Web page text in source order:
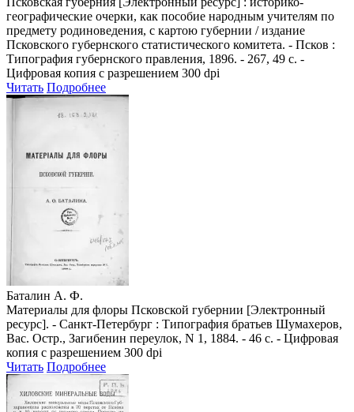
географические очерки, как пособие народным учителям по
предмету родиноведения, с картою губернии / издание
Псковского губернского статистического комитета. - Псков :
Типография губернского правления, 1896. - 267, 49 с. -
Цифровая копия с разрешением 300 dpi
Читать Подробнее
Баталин А. Ф.
Материалы для флоры Псковской губернии [Электронный
ресурс]. - Санкт-Петербург : Типография братьев Шумахеров,
Вас. Остр., Загибенин переулок, N 1, 1884. - 46 с. - Цифровая
копия с разрешением 300 dpi
Читать Подробнее